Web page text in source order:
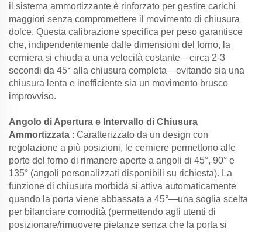
il sistema ammortizzante è rinforzato per gestire carichi
maggiori senza compromettere il movimento di chiusura
dolce. Questa calibrazione specifica per peso garantisce
che, indipendentemente dalle dimensioni del forno, la
cerniera si chiuda a una velocità costante—circa 2-3
secondi da 45° alla chiusura completa—evitando sia una
chiusura lenta e inefficiente sia un movimento brusco
improvviso.
Angolo di Apertura e Intervallo di Chiusura
Ammortizzata : Caratterizzato da un design con
regolazione a più posizioni, le cerniere permettono alle
porte del forno di rimanere aperte a angoli di 45°, 90° e
135° (angoli personalizzati disponibili su richiesta). La
funzione di chiusura morbida si attiva automaticamente
quando la porta viene abbassata a 45°—una soglia scelta
per bilanciare comodità (permettendo agli utenti di
posizionare/rimuovere pietanze senza che la porta si